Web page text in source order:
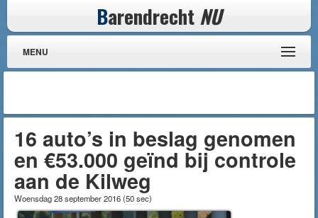
Barendrecht NU
MENU
16 auto’s in beslag genomen
en €53.000 geïnd bij controle
aan de Kilweg
Woensdag 28 september 2016(50 sec)